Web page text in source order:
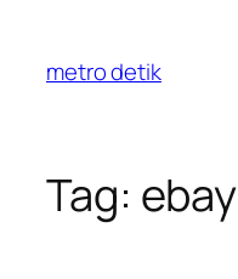
content
metro detik
Tag: ebay